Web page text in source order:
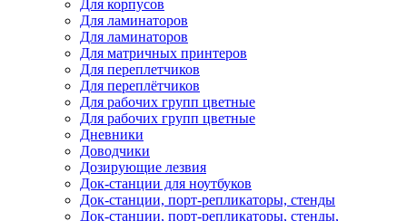
Для корпусов
Для ламинаторов
Для ламинаторов
Для матричных принтеров
Для переплетчиков
Для переплётчиков
Для рабочих групп цветные
Для рабочих групп цветные
Дневники
Доводчики
Дозирующие лезвия
Док-станции для ноутбуков
Док-станции, порт-репликаторы, стенды
Док-станции, порт-репликаторы, стенды,